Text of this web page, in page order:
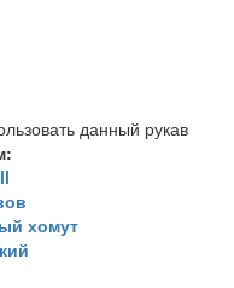
данный рукав
хомут